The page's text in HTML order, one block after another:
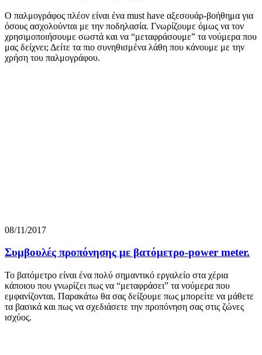
Ο παλμογράφος πλέον είναι ένα must have αξεσουάρ-βοήθημα για
όσους ασχολούνται με την ποδηλασία. Γνωρίζουμε όμως να τον
χρησιμοποιήσουμε σωστά και να “μεταφράσουμε” τα νούμερα που
μας δείχνει; Δείτε τα πιο συνηθισμένα λάθη που κάνουμε με την
χρήση του παλμογράφου.
08/11/2017
Συμβουλές προπόνησης με βατόμετρο-power meter.
Το βατόμετρο είναι ένα πολύ σημαντικό εργαλείο στα χέρια
κάποιου που γνωρίζει πως να “μεταφράσει” τα νούμερα που
εμφανίζονται. Παρακάτω θα σας δείξουμε πως μπορείτε να μάθετε
τα βασικά και πως να σχεδιάσετε την προπόνηση σας στις ζώνες
ισχύος.